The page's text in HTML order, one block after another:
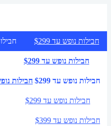
חבילות נופש עד $299
חבילות נופש עד $299
חבילות נופש עד $299 חבילות נופש
חבילות נופש עד $299
חבילות נופש עד $399